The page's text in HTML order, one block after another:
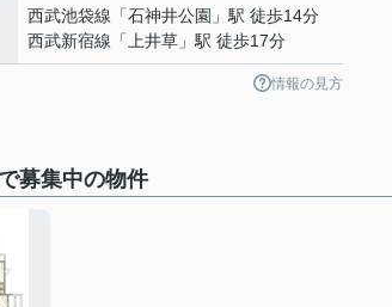
西武池袋線 「石神井公園 」駅 徒歩14分
西武新宿線 「 上井草 」駅 徒歩17分
情報の見方
募集中の物件